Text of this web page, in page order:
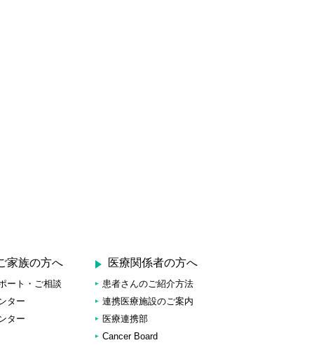
家族の方へ
ート・ご相談
ター
ター
医療関係者の方へ
患者さんのご紹介方法
連携医療施設のご案内
医療連携部
Cancer Board